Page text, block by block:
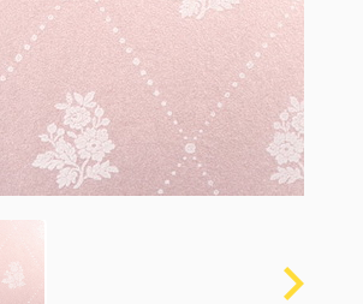
кабинет
(сменить город)
обратный звонок